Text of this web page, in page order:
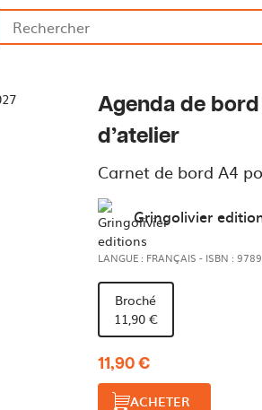
Agenda de
d’atelier
Carnet de bord A4
Gringolivier
LANGUE : FRANÇAIS - ISBN :
Broché
11,90 €
11,90 €
ACHETER